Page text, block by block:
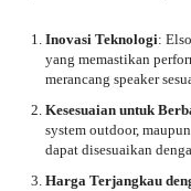
Inovasi Teknologi:
yang memastikan
merancang speaker
Kesesuaian untuk
system outdoor,
dapat disesuaikan
Harga Terjangkau